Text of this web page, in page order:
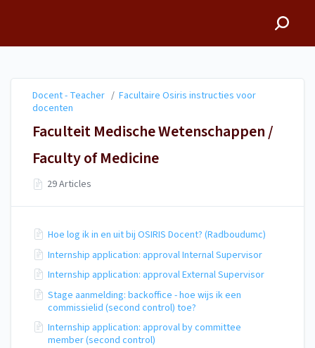
Docent - Teacher / Facultaire Osiris instructies voor
docenten
Faculteit Medische Wetenschappen /
Faculty of Medicine
29 Articles
Hoe log ik in en uit bij OSIRIS Docent? (Radboudumc)
Internship application: approval Internal Supervisor
Internship application: approval External Supervisor
Stage aanmelding: backoffice - hoe wijs ik een
commissielid (second control) toe?
Internship application: approval by committee
member (second control)